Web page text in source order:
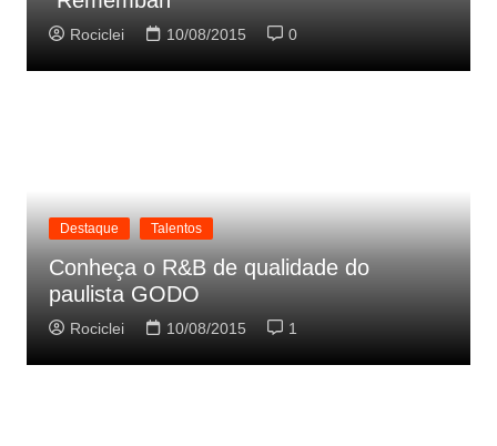
Rociclei 10/08/2015 0
Destaque Talentos
Conheça o R&B de qualidade do
paulista GODO
Rociclei 10/08/2015 1